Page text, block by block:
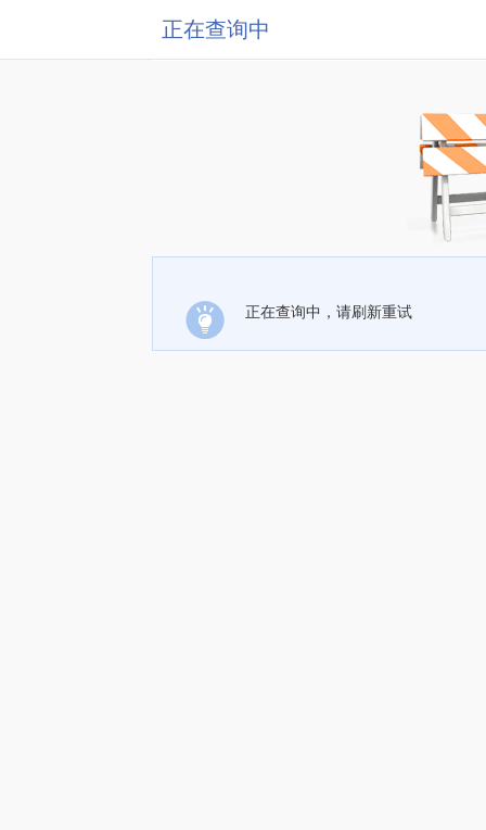
正在查询中
正在查询中，请刷新重试